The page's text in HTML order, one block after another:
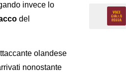
invece lo
del
olandese
nonostante